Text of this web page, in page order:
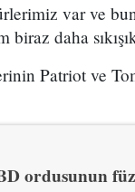
var ve
daha
Patriot ve
ordusunun